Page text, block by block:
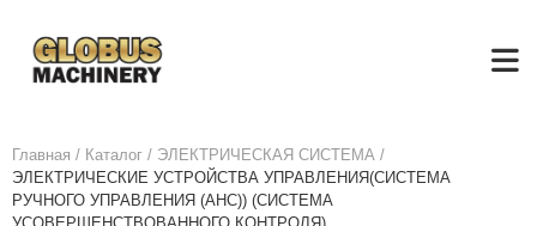
Главная / Каталог / ЭЛЕКТРИЧЕСКАЯ СИСТЕМА /
ЭЛЕКТРИЧЕСКИЕ УСТРОЙСТВА УПРАВЛЕНИЯ(СИСТЕМА
РУЧНОГО УПРАВЛЕНИЯ (AHC)) (СИСТЕМА